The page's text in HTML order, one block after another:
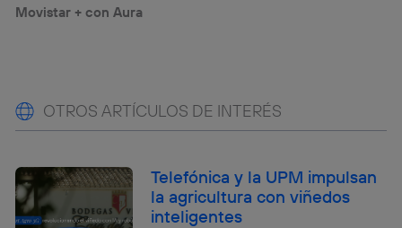
Movistar + con Aura
OTROS ARTÍCULOS DE INTERÉS
Telefónica y la UPM impulsan
la agricultura con viñedos
inteligentes